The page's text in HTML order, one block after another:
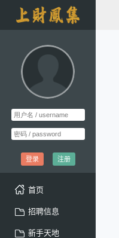
登录 注册
首页
招聘信息
新手天地